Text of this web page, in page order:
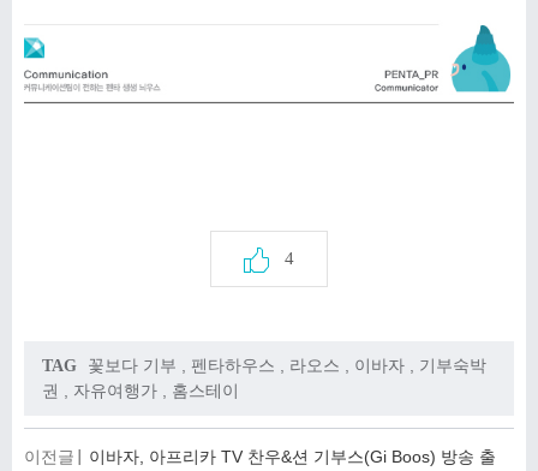
4
TAG 꽃보다 기부 , 펜타하우스 , 라오스 , 이바자 , 기부숙박
권 , 자유여행가 , 홈스테이
이전글
이바자, 아프리카 TV 찬우&션 기부스(Gi Boos) 방송 출